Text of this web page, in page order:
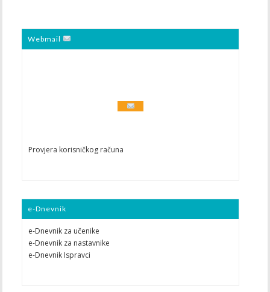
Webmail
Provjera korisničkog računa
e-Dnevnik
e-Dnevnik za učenike
e-Dnevnik za nastavnike
e-Dnevnik Ispravci